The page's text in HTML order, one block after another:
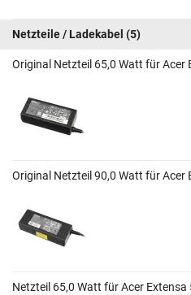
Netzteile / Ladekabel (5)
Original Netzteil 65,0 Watt für Acer
Original Netzteil 90,0 Watt für Acer
Netzteil 65,0 Watt für Acer Extensa